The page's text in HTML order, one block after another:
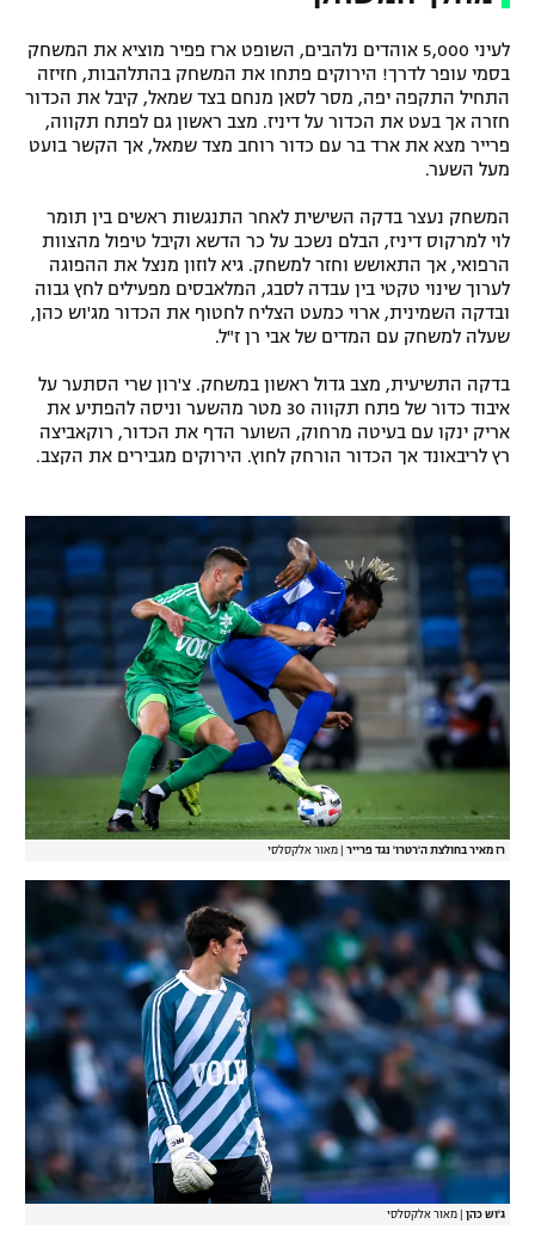
לעיני 5,000 אוהדים נלהבים, השופט ארז פפיר מוציא את המשחק
בסמי עופר לדרך! הירוקים פתחו את המשחק בהתלהבות, חזיזה
התחיל התקפה יפה, מסר לסאן מנחם בצד שמאל, קיבל את הכדור
חזרה אך בעט את הכדור על דיניז. מצב ראשון גם לפתח תקווה,
פרייר מצא את ארד בר עם כדור רוחב מצד שמאל, אך הקשר בועט
מעל השער.
המשחק נעצר בדקה השישית לאחר התנגשות ראשים בין תומר
לוי למרקוס דיניז, הבלם נשכב על כר הדשא וקיבל טיפול מהצוות
הרפואי, אך התאושש וחזר למשחק. גיא לוזון מנצל את ההפוגה
לערוך שינוי טקטי בין עבדה לסבג, המלאבסים מפעילים לחץ גבוה
ובדקה השמינית, ארוי כמעט הצליח לחטוף את הכדור מג'וש כהן,
שעלה למשחק עם המדים של אבי רן ז"ל.
בדקה התשיעית, מצב גדול ראשון במשחק. צ'רון שרי הסתער על
איבוד כדור של פתח תקווה 30 מטר מהשער וניסה להפתיע את
אריק ינקו עם בעיטה מרחוק, השוער הדף את הכדור, רוקאביצה
רץ לריבאונד אך הכדור הורחק לחוץ. הירוקים מגבירים את הקצב.
רז מאיר בחולצת ה'רטרו' נגד פרייר מאור אלקסלסי
ג'וש כהן מאור אלקסלסי